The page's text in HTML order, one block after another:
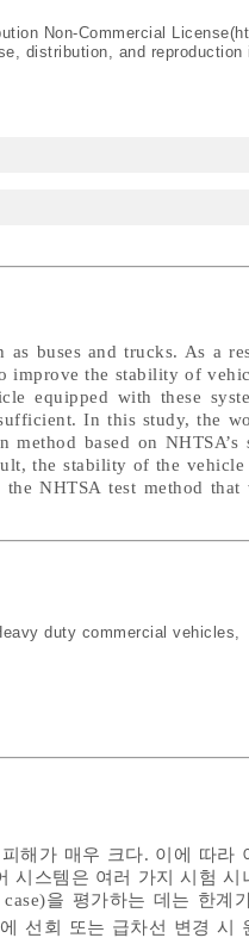
Non-Commercial License(
distribution, and reproduction
buses and trucks. As a
improve the stability of
equipped with these
In this study, the
based on NHTSA’s
the stability of the vehicle
NHTSA test method that
duty commercial vehicles,
해가 매우 크다. 이에 따라
시스템은 여러 가지 시험 시
을 평가하는 데는 한계
선회 또는 급차선 변경 시